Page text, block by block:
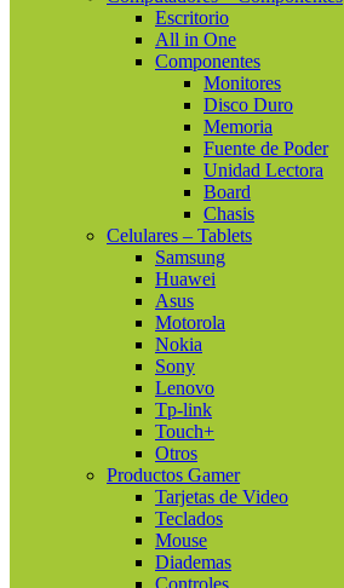
Escritorio
All in One
Componentes
Monitores
Disco Duro
Memoria
Fuente de Poder
Unidad Lectora
Board
Chasis
Celulares – Tablets
Samsung
Huawei
Asus
Motorola
Nokia
Sony
Lenovo
Tp-link
Touch+
Otros
Productos Gamer
Tarjetas de Video
Teclados
Mouse
Diademas
Controles